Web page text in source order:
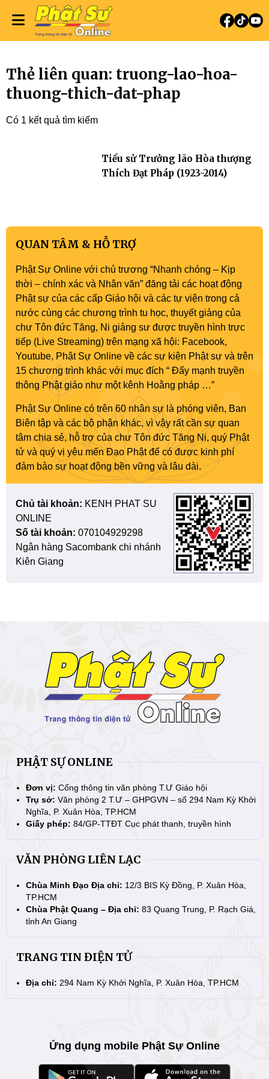
Thẻ liên quan: truong-lao-hoa-
thuong-thich-dat-phap
Có 1 kết quả tìm kiếm
Tiểu sử Trưởng lão Hòa thượng
Thích Đạt Pháp (1923-2014)
QUAN TÂM & HỖ TRỢ
Phật Sự Online với chủ trương “Nhanh chóng – Kịp
thời – chính xác và Nhân văn” đăng tải các hoạt động
Phật sự của các cấp Giáo hội và các tự viện trong cả
nước cùng các chương trình tu học, thuyết giảng của
chư Tôn đức Tăng, Ni giảng sư được truyền hình trực
tiếp (Live Streaming) trên mạng xã hội: Facebook,
Youtube, Phật Sự Online về các sự kiện Phật sự và trên
15 chương trình khác với mục đích “ Đẩy mạnh truyền
thông Phật giáo như một kênh Hoằng pháp …”
Phật Sự Online có trên 60 nhân sự là phóng viên, Ban
Biên tập và các bộ phận khác, vì vậy rất cần sự quan
tâm chia sẻ, hỗ trợ của chư Tôn đức Tăng Ni, quý Phật
tử và quý vị yêu mến Đạo Phật để có được kinh phí
đảm bảo sự hoạt động bền vững và lâu dài.
Chủ tài khoản: KENH PHAT SU
ONLINE
Số tài khoản: 070104929298
Ngân hàng Sacombank chi nhánh
Kiên Giang
PHẬT SỰ ONLINE
Đơn vị: Cổng thông tin văn phòng T.Ư Giáo hội
Trụ sở: Văn phòng 2 T.Ư – GHPGVN – số 294 Nam Kỳ Khởi
Nghĩa, P. Xuân Hòa, TP.HCM
Giấy phép: 84/GP-TTĐT Cục phát thanh, truyền hình
VĂN PHÒNG LIÊN LẠC
Chùa Minh Đạo Địa chỉ: 12/3 BIS Kỳ Đồng, P. Xuân Hòa,
TP.HCM
Chùa Phật Quang – Địa chỉ: 83 Quang Trung, P. Rạch Giá,
tỉnh An Giang
TRANG TIN ĐIỆN TỬ
Địa chỉ: 294 Nam Kỳ Khởi Nghĩa, P. Xuân Hòa, TP.HCM
Ứng dụng mobile Phật Sự Online